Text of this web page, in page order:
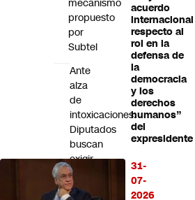
acuerdo
internacional
respecto al
rol en la
defensa de
la
democracia
y los
derechos
humanos”
del
expresidente
31-
07-
2026
mecanismo
propuesto
por
Subtel
Ante
alza
de
intoxicaciones:
Diputados
buscan
exigir
cierres
de